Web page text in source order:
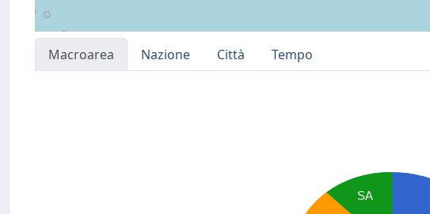
Macroarea Nazione Città
Tempo
SA